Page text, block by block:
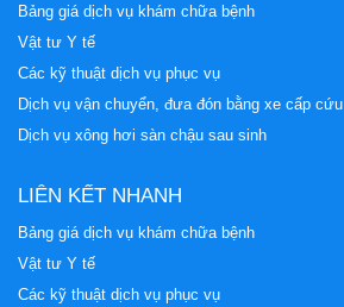
Bảng giá dịch vụ khám chữa bệnh
Vật tư Y tế
Các kỹ thuật dịch vụ phục vụ
Dịch vụ vận chuyển, đưa đón bằng xe cấp cứu
Dịch vụ xông hơi sàn chậu sau sinh
LIÊN KẾT NHANH
Bảng giá dịch vụ khám chữa bệnh
Vật tư Y tế
Các kỹ thuật dịch vụ phục vụ